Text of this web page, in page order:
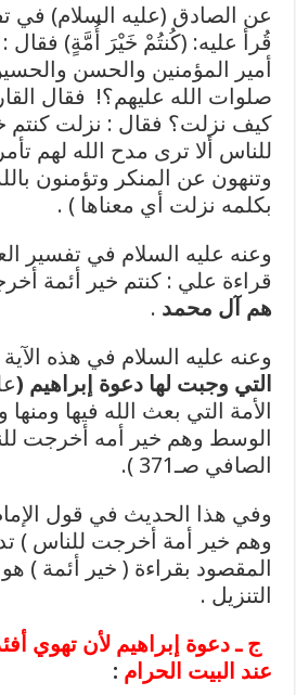
عن الصادق (عليه السلام) في
قُرأ عليه: (كُنتُمْ خَيْرَ أُمَّةٍ) فقال
أمير المؤمنين والحسن
صلوات الله عليهم؟! فقال
كيف نزلت؟ فقال : نزلت كنتم
للناس ألا ترى مدح الله لهم
وتنهون عن المنكر وتؤمنون
بكلمه نزلت أي معناها ) .
وعنه عليه السلام في تفسير
قراءة علي : كنتم خير أئمة
هم آل محمد .
وعنه عليه السلام في هذه
التي وجبت لها دعوة إبراهيم (
الأمة التي بعث الله فيها ومنها
الوسط وهم خير أمه أخرجت
الصافي صـ371 ).
وفي هذا الحديث في قول
وهم خير أمة أخرجت للناس )
المقصود بقراءة ( خير أئمة )
التنزيل .
ج ـ دعوة إبراهيم لأن تهوي
عند البيت الحرام :